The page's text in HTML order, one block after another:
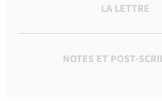
LA LETTRE
NOTES ET POST-